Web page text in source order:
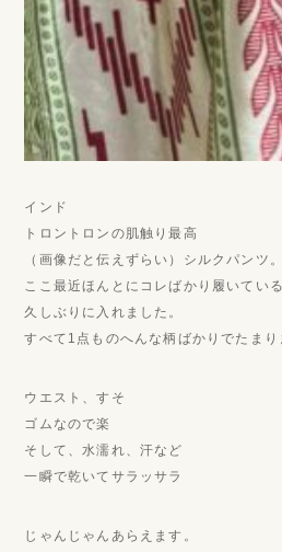
インド
トロントロンの肌触り最高
（画像だと伝えずらい）シルクパンツ。
ここ最近ほんとにコレばかり履いてい
久しぶりに入れました。
すべて1点ものへんな柄ばかりでたまり
ウエスト、すそ
ゴムなので楽
そして、水濡れ、汗など
一瞬で乾いてサラッサラ
じゃんじゃんあらえます。